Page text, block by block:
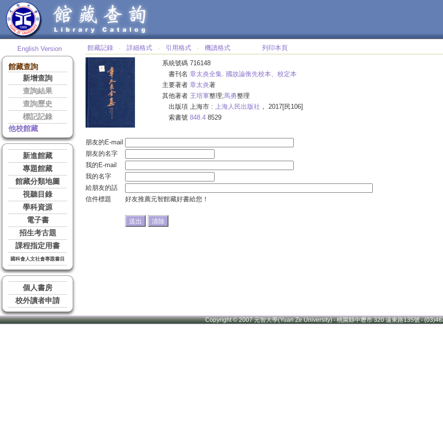
English Version
館藏查詢
新增查詢
查詢結果
查詢歷史
標記記錄
他校館藏
新進館藏
專題館藏
館藏分類地圖
視聽目錄
學科資源
電子書
招生考古題
課程指定用書
國科會人文社會專題書目
個人書房
校外讀者申請
館藏記錄 ‧ 詳細格式 ‧ 引用格式 ‧ 機讀格式 列印本頁
系統號碼 716148
書刊名 章太炎全集. 國故論衡先校本、校定本
主要著者 章太炎著
其他著者 王培軍整理;馬勇整理
出版項 上海市 : 上海人民出版社 ， 2017[民106]
索書號 848.4 8529
朋友的E-mail
朋友的名字
我的E-mail
我的名字
給朋友的話
信件標題
好友推薦元智館藏好書給您！
Copyright © 2007 元智大學(Yuan Ze University) ‧ 桃園縣中壢市 320 遠東路135號 ‧